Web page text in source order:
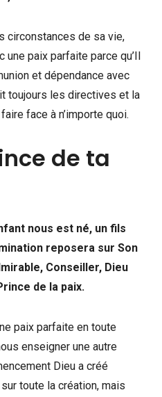
circonstances de sa vie,
une paix parfaite parce qu’Il
et dépendance avec
toujours les directives et la
face à n’importe quoi.
de ta
nous est né, un fils
reposera sur Son
Conseiller, Dieu
de la paix.
paix parfaite en toute
enseigner une autre
Dieu a créé
sur toute la création, mais